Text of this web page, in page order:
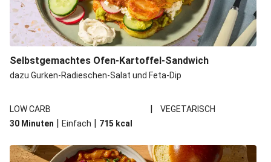
Selbstgemachtes Ofen-Kartoffel-Sandwich
dazu Gurken-Radieschen-Salat und Feta-Dip
LOW CARB |
VEGETARISCH
30 Minuten | Einfach | 715 kcal